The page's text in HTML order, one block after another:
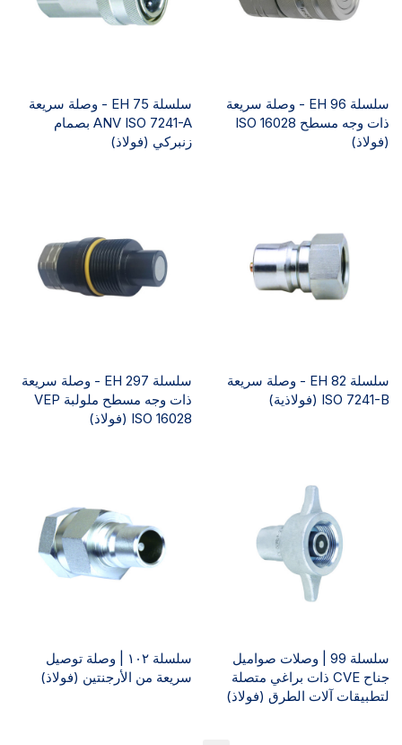
سلسلة EH 96 - وصلة سريعة
ذات وجه مسطح ISO 16028
(فولاذ)
سلسلة EH 75 - وصلة سريعة
ANV ISO 7241-A بصمام
زنبركي (فولاذ)
سلسلة EH 82 - وصلة سريعة
ISO 7241-B (فولاذية)
سلسلة EH 297 - وصلة سريعة
ذات وجه مسطح ملولبة VEP
ISO 16028 (فولاذ)
سلسلة 99 | وصلات صواميل
جناح CVE ذات براغي متصلة
لتطبيقات آلات الطرق (فولاذ)
سلسلة ١٠٢ | وصلة توصيل
سريعة من الأرجنتين (فولاذ)